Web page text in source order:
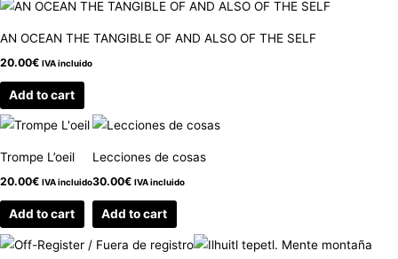
AN OCEAN THE TANGIBLE OF AND ALSO OF THE SELF
20.00€ IVA incluido
Add to cart
Trompe L’oeil
20.00€ IVA incluido
Add to cart
Lecciones de cosas
30.00€ IVA incluido
Add to cart